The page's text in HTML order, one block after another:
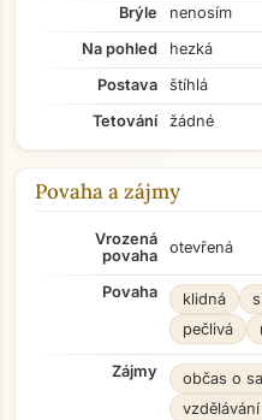
Brýle
nenosím
Na pohled
hezká
Postava
štíhlá
Tetování
žádné
Povaha a zájmy
Vrozená
povaha
otevřená
Povaha klidná
pečlivá
Zájmy občas o